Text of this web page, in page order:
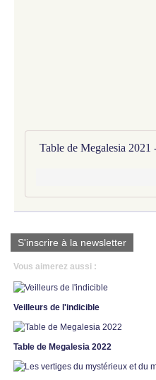
Table de Megalesia
S'inscrire à la newsletter
Vous aimerez aussi :
Veilleurs de l'indicible
Table de Megalesia 2022